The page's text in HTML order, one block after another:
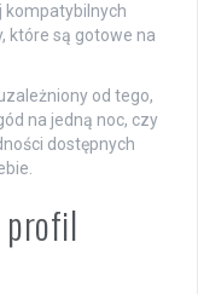
kompatybilnych
które są gotowe na
od tego,
na jedną noc, czy
dostępnych
profil